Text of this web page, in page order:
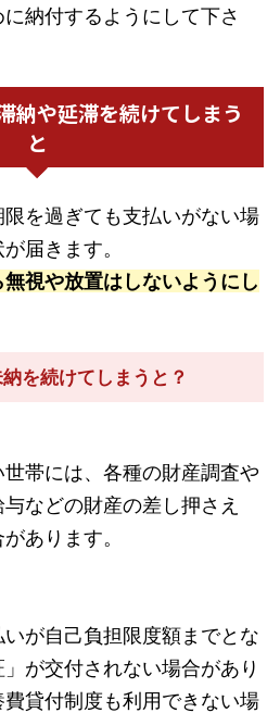
納付するようにして下さ
納や延滞を続けてしまう
と
を過ぎても支払いがない場
届きます。
視や放置はしないようにし
を続けてしまうと？
帯には、各種の財産調査や
などの財産の差し押さえ
あります。
が自己負担限度額までとな
が交付されない場合があり
貸付制度も利用できない場